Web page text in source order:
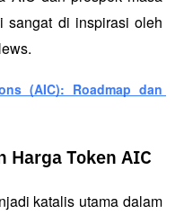
sangat di inspirasi oleh
(AIC): Roadmap dan
Harga Token AIC
katalis utama dalam